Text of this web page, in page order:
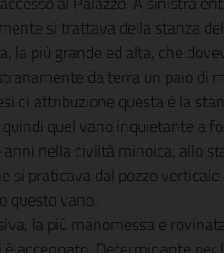
si trattava della stanza
la più grande ed alta, che
da terra un paio di
di attribuzione questa è la
quel vano inquietante a
nella civiltà minoica, allo
si praticava dal pozzo
questo vano.
la più manomessa e